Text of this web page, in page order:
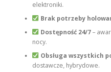
elektroniki.
Brak potrzeby
Dostępność 24/7–
nocy.
Obsługa wszystkich
dostawcze, hybrydowe.